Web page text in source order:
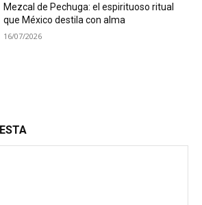
Mezcal de Pechuga: el espirituoso ritual
que México destila con alma
16/07/2026